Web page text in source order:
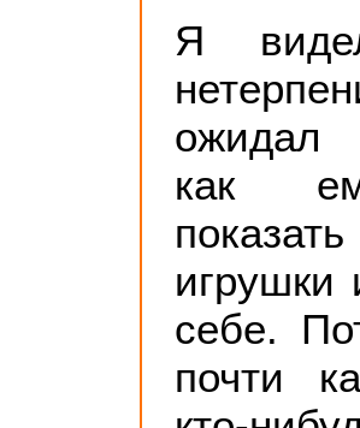
Я
ожидал
как
игрушки
себе.
почти